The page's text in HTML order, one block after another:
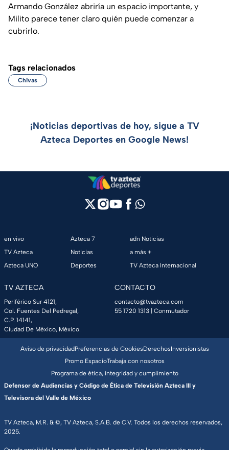
Armando González abriría un espacio importante, y
Milito parece tener claro quién puede comenzar a
cubrirlo.
Tags relacionados
Chivas
¡Noticias deportivas de hoy, sigue a TV
Azteca Deportes en Google News!
en vivo
TV Azteca
Azteca UNO
Azteca 7
Noticias
Deportes
adn Noticias
a más +
TV Azteca Internacional
TV AZTECA
Periférico Sur 4121,
Col. Fuentes Del Pedregal,
C.P. 14141,
Ciudad De México, México.
CONTACTO
contacto@tvazteca.com
55 1720 1313 | Conmutador
TV Azteca, M.R. & ©, TV Azteca, S.A.B. de C.V. Todos los derechos reservados,
2025.
Aviso de privacidadPreferencias de CookiesDerechosInversionistas
Promo EspacioTrabaja con nosotros
Programa de ética, integridad y cumplimiento
Defensor de Audiencias y Código de Ética de Televisión Azteca III y
Televisora del Valle de México